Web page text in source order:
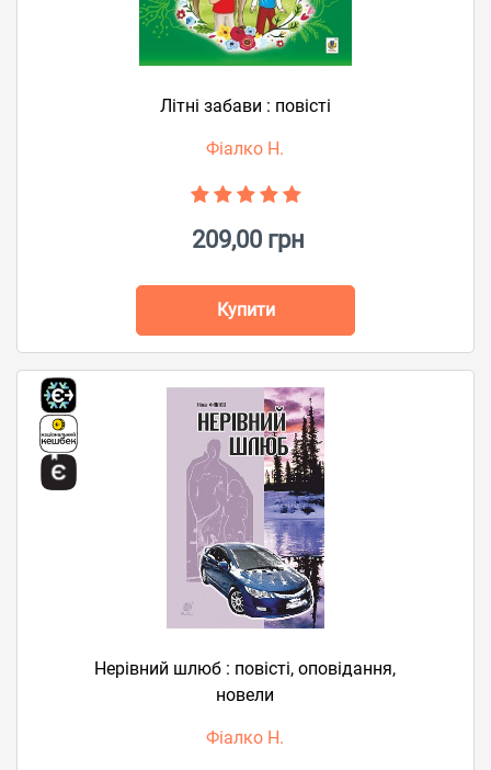
Літні забави : повісті
Фіалко Н.
209,00 грн
Купити
Нерівний шлюб : повісті, оповідання,
новели
Фіалко Н.